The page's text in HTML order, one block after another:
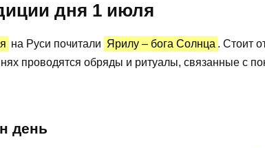
дня 1 июля
на Руси почитали Ярилу – бога Солнца . Стоит
проводятся обряды и ритуалы, связанные с
день